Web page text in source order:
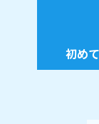
初め